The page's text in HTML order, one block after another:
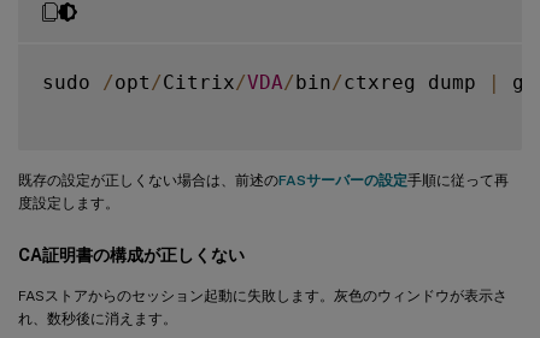
sudo /opt /Citrix/VDA/bin/ctxreg dump |
既存の設定が正しくない場合は、前述のFASサーバーの設定手順に従って再
度設定します。
CA証明書の構成が正しくない
FASストアからのセッション起動に失敗します。灰色のウィンドウが表示さ
れ、数秒後に消えます。